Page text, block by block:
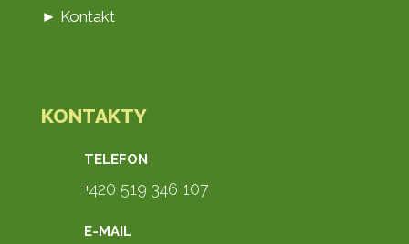
► Kontakt
KONTAKTY
TELEFON
+420 519 346 107
E-MAIL